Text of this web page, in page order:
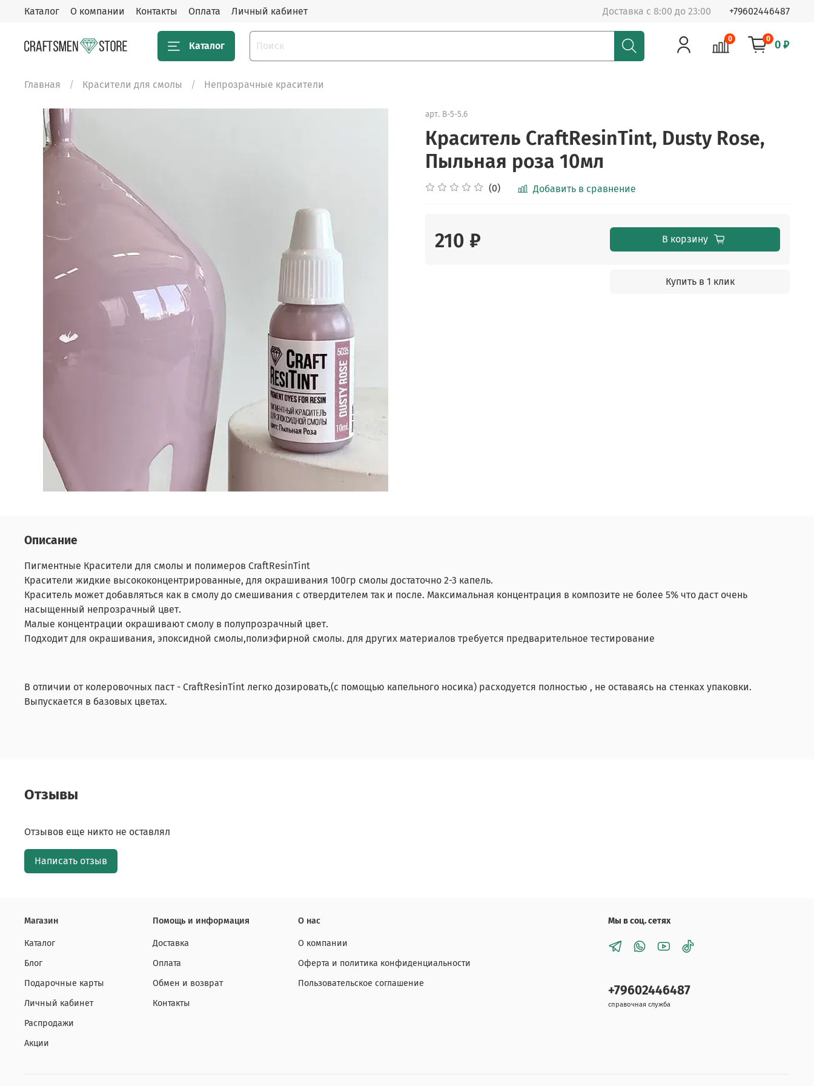
Каталог О компании Контакты Оплата Личный кабинет Доставка с 8:00 до 23:00 +79602446487
Каталог
0 0 0 ₽
Главная Красители для смолы Непрозрачные красители
арт. B-5-5.6
Краситель CraftResinTint, Dusty Rose,
Пыльная роза 10мл
(0) Добавить в сравнение
210 ₽ В корзину
Купить в 1 клик
Описание
Пигментные Красители для смолы и полимеров CraftResinTint
Красители жидкие высококонцентрированные, для окрашивания 100гр смолы достаточно 2-3 капель.
Краситель может добавляться как в смолу до смешивания с отвердителем так и после. Максимальная концентрация в композите не более 5% что даст очень
насыщенный непрозрачный цвет.
Малые концентрации окрашивают смолу в полупрозрачный цвет.
Подходит для окрашивания, эпоксидной смолы,полиэфирной смолы. для других материалов требуется предварительное тестирование
В отличии от колеровочных паст - CraftResinTint легко дозировать,(с помощью капельного носика) расходуется полностью , не оставаясь на стенках упаковки.
Выпускается в базовых цветах.
Отзывы
Отзывов еще никто не оставлял
Написать отзыв
Магазин
Каталог
Блог
Подарочные карты
Личный кабинет
Распродажи
Акции
Помощь и информация
Доставка
Оплата
Обмен и возврат
Контакты
О нас
О компании
Оферта и политика конфиденциальности
Пользовательское соглашение
Мы в соц. сетях
+79602446487
справочная служба